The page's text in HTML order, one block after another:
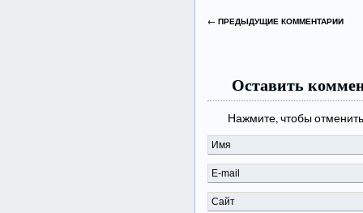
← ПРЕДЫДУЩИЕ КОММЕНТАРИИ
Оставить
Нажмите, чтобы